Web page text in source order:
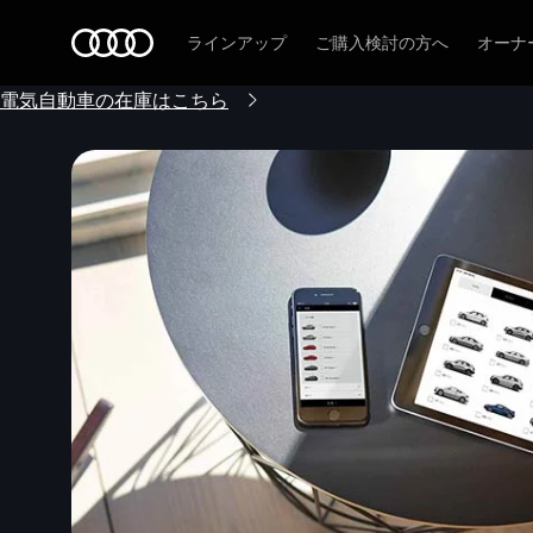
ラインアップ ご購入検討の方へ オーナ
電気自動車の在庫はこちら